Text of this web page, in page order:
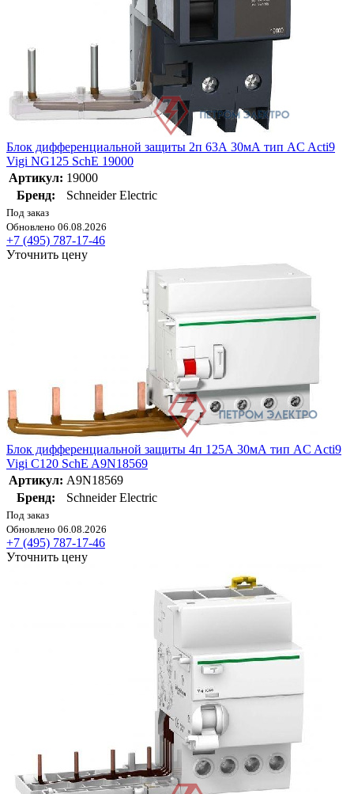
Блок дифференциальной защиты 2п 63А 30мА тип AC Acti9
Vigi NG125 SchE 19000
Артикул: 19000
Бренд:
Schneider Electric
Под заказ
Обновлено 06.08.2026
+7 (495) 787-17-46
Уточнить цену
Блок дифференциальной защиты 4п 125А 30мА тип AC Acti9
Vigi C120 SchE A9N18569
Артикул: A9N18569
Бренд:
Schneider Electric
Под заказ
Обновлено 06.08.2026
+7 (495) 787-17-46
Уточнить цену